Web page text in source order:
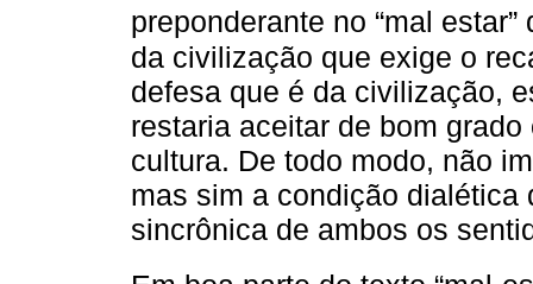
preponderante no “mal
da civilização que exige o
defesa que é da civilização,
restaria aceitar de bom
cultura. De todo modo, não
mas sim a condição
sincrônica de ambos os